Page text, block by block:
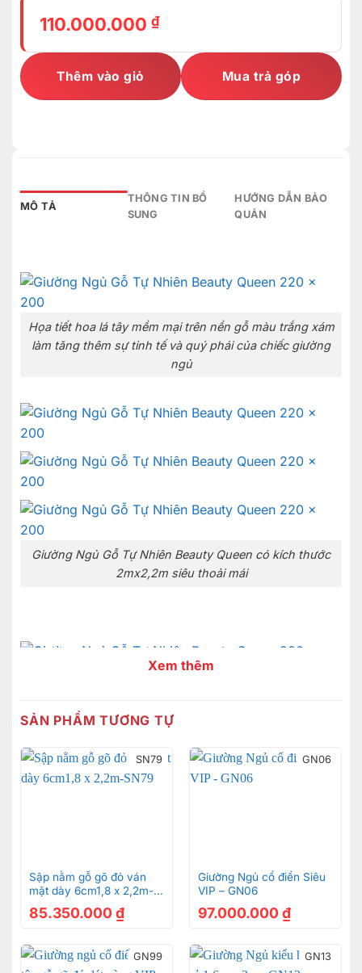
110.000.000 ₫
Thêm vào giỏ Mua trả góp
MÔ TẢ
THÔNG TIN BỔ
SUNG
HƯỚNG DẪN BẢO
QUẢN
Họa tiết hoa lá tây mềm mại trên nền gỗ màu trắng xám
làm tăng thêm sự tinh tế và quý phái của chiếc giường
ngủ
Giường Ngủ Gỗ Tự Nhiên Beauty Queen có kích thước
2mx2,2m siêu thoải mái
không gian sang trọng trong căn phòng mang phong
Xem thêm
SẢN PHẨM TƯƠNG TỰ
SN79
Sập nằm gỗ gõ đỏ ván
mặt dày 6cm1,8 x 2,2m-
85.350.000 ₫
GN06
Giường Ngủ cổ điển Siêu
VIP – GN06
97.000.000 ₫
GN99 GN13